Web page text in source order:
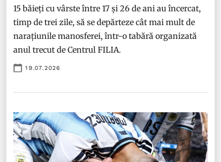
15 băieți cu vârste între 17 și 26 de ani au încercat,
timp de trei zile, să se depărteze cât mai mult de
narațiunile manosferei, într-o tabără organizată
anul trecut de Centrul FILIA.
19.07.2026